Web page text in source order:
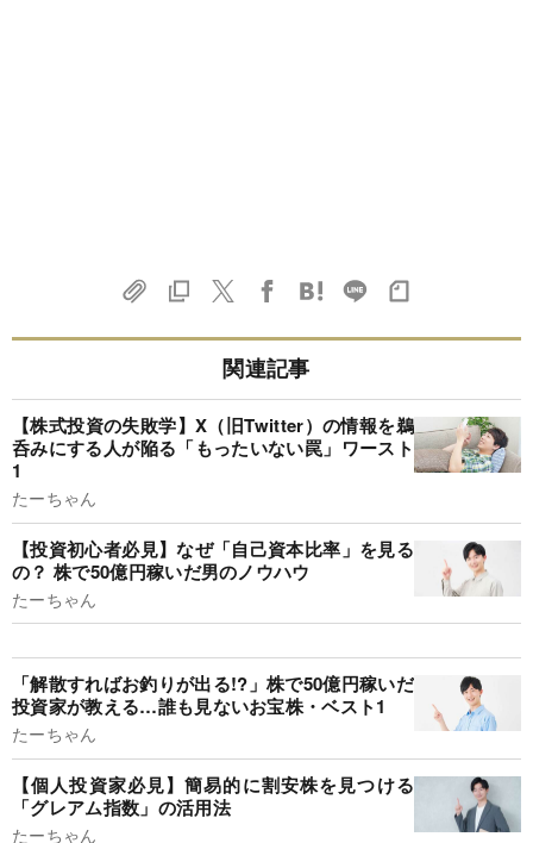
関連記事
【株式投資の失敗学】X（旧Twitter）の情報を鵜
呑みにする人が陥る「もったいない罠」ワースト
1
たーちゃん
【投資初心者必見】なぜ「自己資本比率」を見る
の？ 株で50億円稼いだ男のノウハウ
たーちゃん
「解散すればお釣りが出る!?」株で50億円稼いだ
投資家が教える…誰も見ないお宝株・ベスト1
たーちゃん
【個人投資家必見】簡易的に割安株を見つける
「グレアム指数」の活用法
たーちゃん